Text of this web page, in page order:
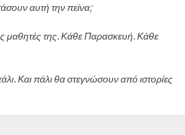
αυτή την πείνα;
μαθητές της. Κάθε Παρασκευή. Κάθε
Και πάλι θα στεγνώσουν από ιστορίες